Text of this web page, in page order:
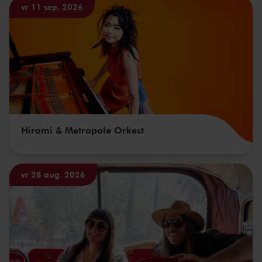
vr 11 sep. 2026
Hiromi & Metropole Orkest
vr 28 aug. 2026